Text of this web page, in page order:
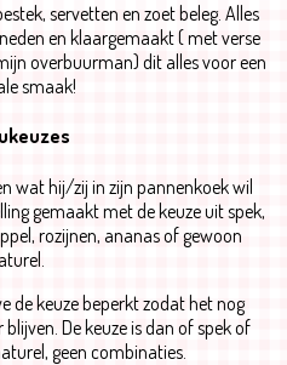
servetten en zoet beleg. Alles
en klaargemaakt ( met verse
overbuurman) dit alles voor een
smaak!
wat hij/zij in zijn pannenkoek wil
gemaakt met de keuze uit spek,
rozijnen, ananas of gewoon
de keuze beperkt zodat het nog
De keuze is dan of spek of
geen combinaties.